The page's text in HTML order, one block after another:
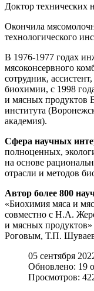
Доктор технических
Окончила
технологического
В 1976-1977 годах
мясоконсервного
сотрудник,
биохимии, с 1998
и мясных продуктов
института
академия).
Сфера научных
полноценных,
на основе
отрасли и методов
Автор более 800
«Биохимия мяса и
совместно с Н.А.
и мясных
Роговым, Т.П.
05 сентября
Обновлено: 19
Просмотров: